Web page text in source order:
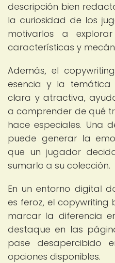
descripción bien
la curiosidad de los
motivarlos a
características y
Además, el
esencia y la
clara y atractiva,
a comprender de qué
hace especiales. Una
puede generar la
que un jugador
sumarlo a su colección.
En un entorno digital
es feroz, el copywriting
marcar la diferencia
destaque en las
pase desapercibido
opciones disponibles.